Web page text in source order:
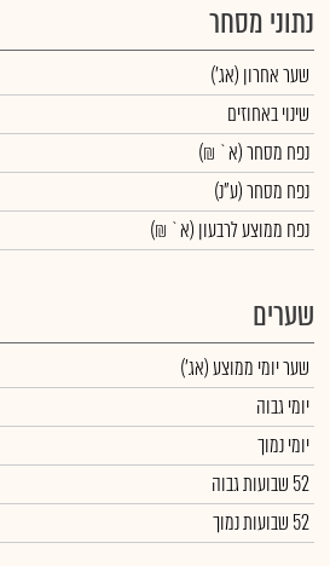
נתוני מסחר
שער אחרון (אג')
שינוי באחוזים
נפח מסחר(א` ₪)
נפח מסחר(ע"נ)
נפח ממוצע לרבעון (א` ₪)
שערים
שער יומי ממוצע(אג')
יומי גבוה
יומי נמוך
52 שבועות גבוה
52 שבועות נמוך